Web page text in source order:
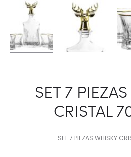
SET 7
CRISTAL
SET 7 PIEZAS WHISKY